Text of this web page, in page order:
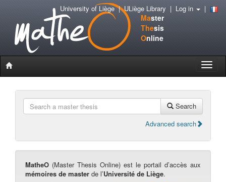
Master
Thesis
Online
Toggle
University of Liège|ULiège Library | Log in |
Search
Advanced search
MatheO (Master Thesis Online) est le portail d’accès aux
mémoires de master de l’Université de Liège.